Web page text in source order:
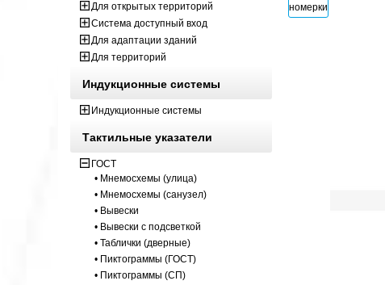
Для открытых территорий
Система доступный вход
Для адаптации зданий
Для территорий
Индукционные системы
Индукционные системы
Тактильные указатели
ГОСТ
• Мнемосхемы (улица)
• Мнемосхемы (санузел)
• Вывески
• Вывески с подсветкой
• Таблички (дверные)
• Пиктограммы (ГОСТ)
• Пиктограммы (СП)